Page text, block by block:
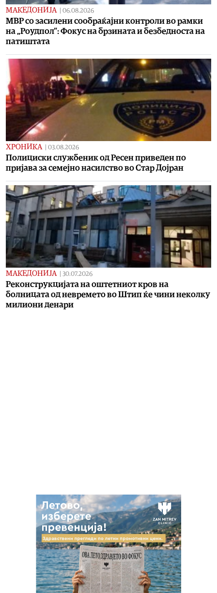
МАКЕДОНИЈА 06.08.2026
МВР со засилени сообраќајни контроли во рамки
на „Роудпол“: Фокус на брзината и безбедноста на
патиштата
ХРОНИКА 03.08.2026
Полициски службеник од Ресен приведен по
пријава за семејно насилство во Стар Дојран
МАКЕДОНИЈА 30.07.2026
Реконструкцијата на оштетниот кров на
болницата од невремето во Штип ќе чини неколку
милиони денари